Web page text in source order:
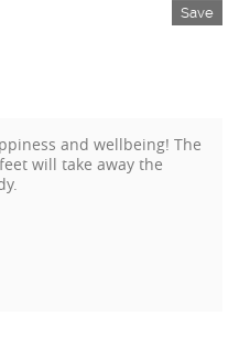
Save
and wellbeing! The
will take away the